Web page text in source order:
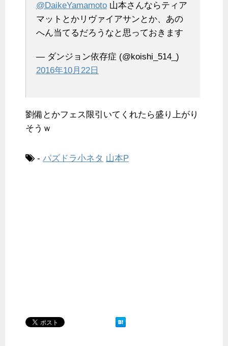
@DaikeYamamoto 山本さんならティア
マットとかリヴァイアサンとか、あの
へん当てるだろうなと思っておきます
— ダンジョン依存症 (@koishi_514_)
2016年10月22日
劉備とかフェス限引いてくれたら盛り上がり
そうｗ
- パズドラ小ネタ 山本P